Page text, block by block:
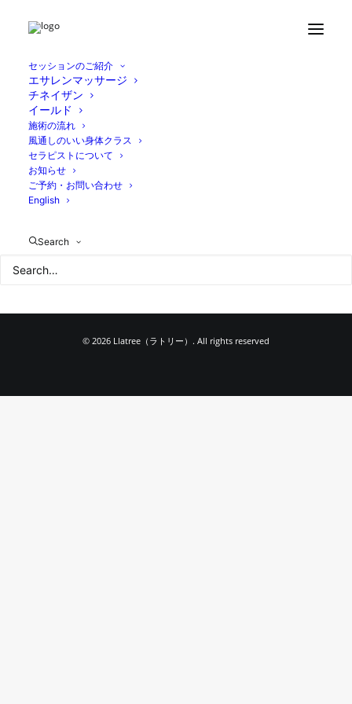
セッションのご紹介
エサレンマッサージ
チネイザン
イールド
施術の流れ
風通しのいい身体クラス
セラピストについて
お知らせ
ご予約・お問い合わせ
English
Search
© 2026 Llatree（ラトリー）. All rights reserved